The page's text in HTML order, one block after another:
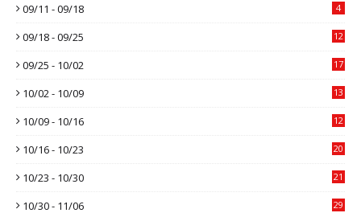
09/11 - 09/18 4
09/18 - 09/25 12
09/25 - 10/02 17
10/02 - 10/09 13
10/09 - 10/16 12
10/16 - 10/23 20
10/23 - 10/30 21
10/30 - 11/06 29